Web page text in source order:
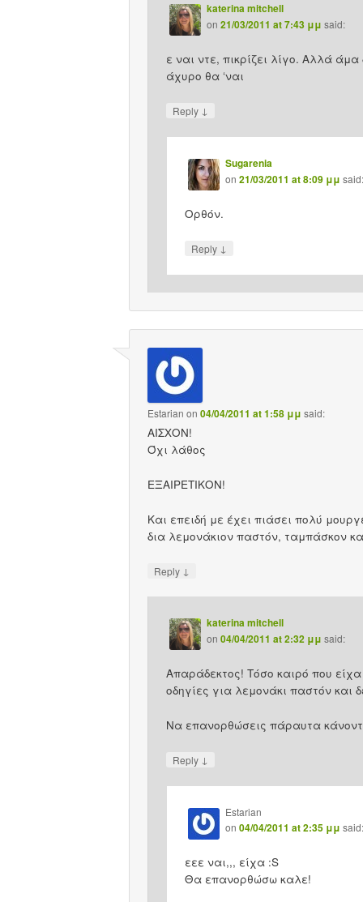
katerina mitchell
on 21/03/2011 at 7:43 μμ said:
ε ναι ντε, πικρίζει λίγο. Αλλά
άχυρο θα ‘ναι
Reply ↓
Sugarenia
on 21/03/2011 at 8:09 μμ said:
Ορθόν.
Reply ↓
Estarian on 04/04/2011 at 1:58 μμ said:
AIΣΧΟΝ!
Όχι λάθος
ΕΞΑΙΡΕΤΙΚΟΝ!
Και επειδή με έχει πιάσει πολύ
δια λεμονάκιον παστόν, ταμπάσκον
Reply ↓
katerina mitchell
on 04/04/2011 at 2:32 μμ said:
Απαράδεκτος! Τόσο καιρό που
οδηγίες για λεμονάκι παστόν και
Να επανορθώσεις πάραυτα
Reply ↓
Estarian
on 04/04/2011 at 2:35 μμ said:
εεε ναι,,, είχα :S
Θα επανορθώσω καλε!